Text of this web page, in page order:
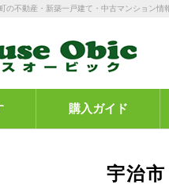
の不動産・新築一戸建て・中古マンション情
購入ガイド
宇治